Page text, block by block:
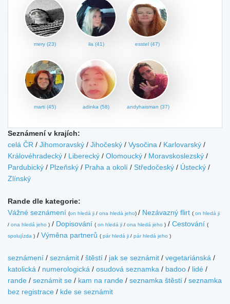
mery (23) ila (41) esstel (47)
marti (45) adinka (58) andyhaisman (37)
Seznámení v krajích:
celá ČR / Jihomoravský / Jihočeský / Vysočina / Karlovarský /
Královéhradecký / Liberecký / Olomoucký / Moravskoslezský /
Pardubický / Plzeňský / Praha a okolí / Středočeský / Ústecký /
Zlínský
Rande dle kategorie:
Vážné seznámení (on hledá ji / ona hledá jeho) / Nezávazný flirt ( on hledá ji
/ ona hledá jeho ) / Dopisování ( on hledá ji / ona hledá jeho ) / Cestování (
spolujízda ) / Výměna partnerů ( pár hledá ji / pár hledá jeho )
seznámení / seznámit / štěstí / jak se seznámit / vegetariánská /
katolická / numerologická / osudová seznamka / badoo / lidé /
rande / seznámit se / kam na rande / seznamka štěstí / seznamka
bez registrace / kde se seznámit